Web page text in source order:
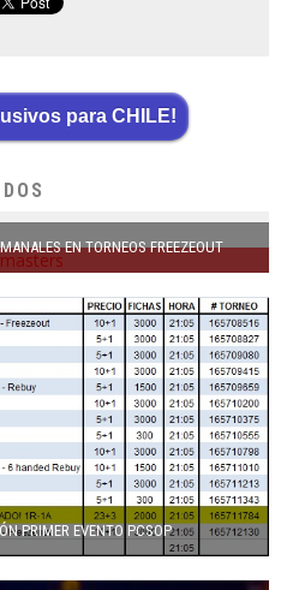
para CHILE!
EN TORNEOS FREEZEOUT
PRIMER EVENTO PCSOP